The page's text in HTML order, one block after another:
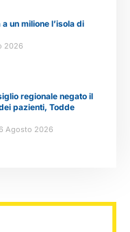
un milione l’isola di
2026
regionale negato il
pazienti, Todde
Agosto 2026